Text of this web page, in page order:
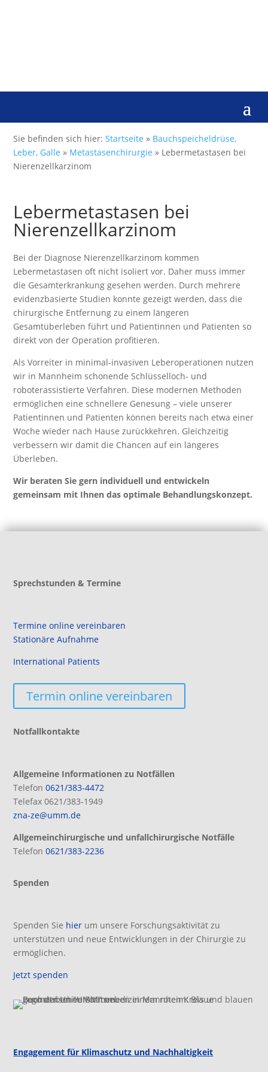
Sie befinden sich hier:Startseite » Bauchspeicheldrüse,
Leber, Galle » Metastasenchirurgie » Lebermetastasen bei
Nierenzellkarzinom
Lebermetastasen bei
Nierenzellkarzinom
Bei der Diagnose Nierenzellkarzinom kommen
Lebermetastasen oft nicht isoliert vor. Daher muss immer
die Gesamterkrankung gesehen werden. Durch mehrere
evidenzbasierte Studien konnte gezeigt werden, dass die
chirurgische Entfernung zu einem längeren
Gesamtüberleben führt und Patientinnen und Patienten so
direkt von der Operation profitieren.
Als Vorreiter in minimal-invasiven Leberoperationen nutzen
wir in Mannheim schonende Schlüsselloch- und
roboterassistierte Verfahren. Diese modernen Methoden
ermöglichen eine schnellere Genesung – viele unserer
Patientinnen und Patienten können bereits nach etwa einer
Woche wieder nach Hause zurückkehren. Gleichzeitig
verbessern wir damit die Chancen auf ein längeres
Überleben.
Wir beraten Sie gern individuell und entwickeln
gemeinsam mit Ihnen das optimale Behandlungskonzept.
Sprechstunden & Termine
Termine online vereinbaren
Stationäre Aufnahme
International Patients
Termin online vereinbaren
Notfallkontakte
Allgemeine Informationen zu Notfällen
Telefon0621/383-4472
Telefax 0621/383-1949
zna-ze@umm.de
Allgemeinchirurgische und unfallchirurgische Notfälle
Telefon0621/383-2236
Spenden
Spenden Sie hier um unsere Forschungsaktivität zu
unterstützen und neue Entwicklungen in der Chirurgie zu
ermöglichen.
Jetzt spenden
Engagement für Klimaschutz und Nachhaltigkeit